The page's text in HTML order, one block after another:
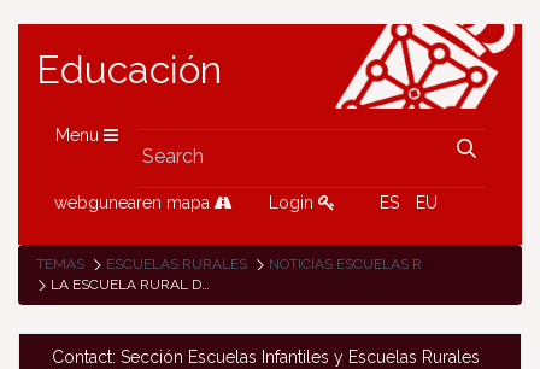
Educación
Menu
webgunearen mapa Login ES EU
TEMAS ESCUELAS RURALES
NOTICIAS ESCUELAS RURALES
LA ESCUELA RURAL DE URROZ-VILLA, EJEMPLO DE SOLIDARIDAD, INTEGRACIÓN Y APRENDIZAJE CONTEXTUALIZADO EN LAS FERIAS DE SAN MARTÍN
Contact: Sección Escuelas Infantiles y Escuelas Rurales